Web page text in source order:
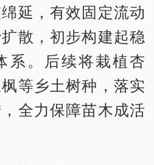
延，有效固定流动
散，初步构建起稳
系。后续将栽植杏
等乡土树种，落实
全力保障苗木成活